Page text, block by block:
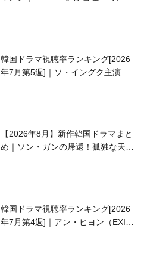
韓国ドラマ視聴率ランキング[2026
年7月第5週]｜ソ・イングク主演の
【2026年8月】新作韓国ドラマまと
め｜ソン・ガンの帰還！孤独な天才
韓国ドラマ視聴率ランキング[2026
年7月第4週]｜アン・ヒヨン（EXID